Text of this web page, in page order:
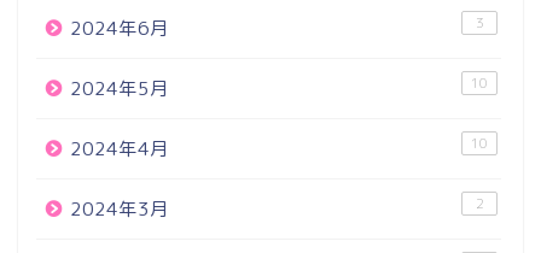
2024年6月 3
2024年5月 10
2024年4月 10
2024年3月 2